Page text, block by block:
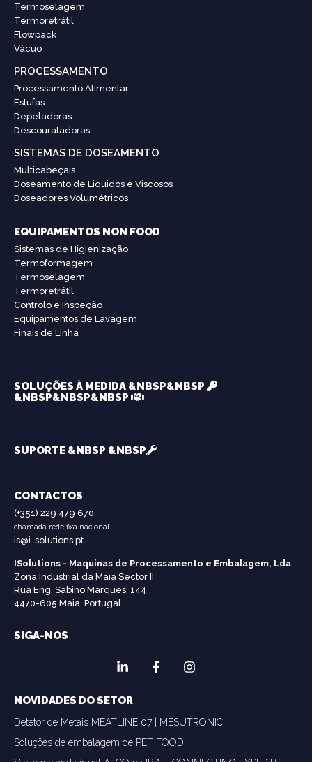
Termoselagem
Termoretrátil
Flowpack
Vácuo
PROCESSAMENTO
Processamento Alimentar
Estufas
Depeladoras
Descouratadoras
SISTEMAS DE DOSEAMENTO
Multicabeçais
Doseamento de Liquidos e Viscosos
Doseadores Volumétricos
EQUIPAMENTOS NON FOOD
Sistemas de Higienização
Termoformagem
Termoselagem
Termoretrátil
Controlo e Inspeção
Equipamentos de Lavagem
Finais de Linha
SOLUÇÕES À MEDIDA &NBSP&NBSP
&NBSP&NBSP&NBSP
SUPORTE &NBSP &NBSP
CONTACTOS
(+351) 229 479 670
chamada rede fixa nacional
is@i-solutions.pt
ISolutions - Maquinas de Processamento e Embalagem, Lda
Zona Industrial da Maia Sector II
Rua Eng. Sabino Marques, 144
4470-605 Maia, Portugal
SIGA-NOS
NOVIDADES DO SETOR
Detetor de Metais MEATLINE 07 | MESUTRONIC
Soluções de embalagem de PET FOOD